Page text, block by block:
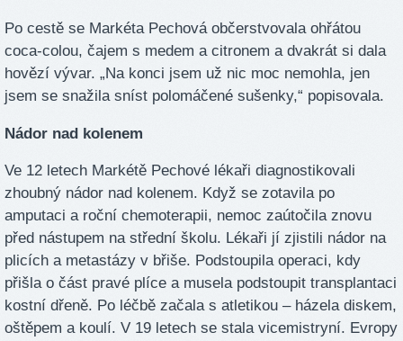
Po cestě se Markéta Pechová občerstvovala ohřátou
coca-colou, čajem s medem a citronem a dvakrát si dala
hovězí vývar. „Na konci jsem už nic moc nemohla, jen
jsem se snažila sníst polomáčené sušenky,“ popisovala.
Nádor nad kolenem
Ve 12 letech Markétě Pechové lékaři diagnostikovali
zhoubný nádor nad kolenem. Když se zotavila po
amputaci a roční chemoterapii, nemoc zaútočila znovu
před nástupem na střední školu. Lékaři jí zjistili nádor na
plicích a metastázy v břiše. Podstoupila operaci, kdy
přišla o část pravé plíce a musela podstoupit transplantaci
kostní dřeně. Po léčbě začala s atletikou – házela diskem,
oštěpem a koulí. V 19 letech se stala vicemistryní. Evropy